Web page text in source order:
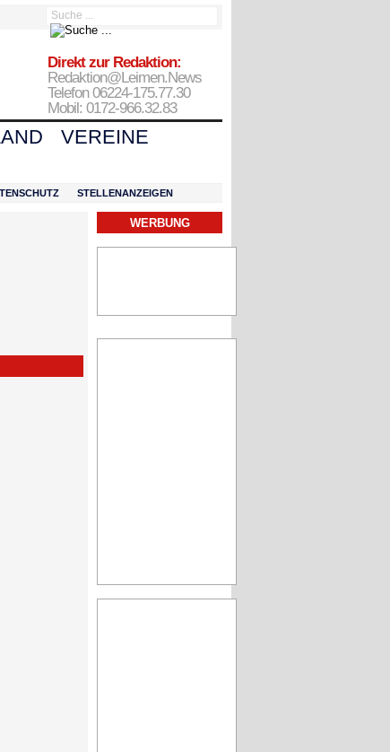
Direkt zur Redaktion:
Redaktion@Leimen.News
Telefon 06224-175.77.30
Mobil: 0172-966.32.83
VEREINE
STELLENANZEIGEN
WERBUNG